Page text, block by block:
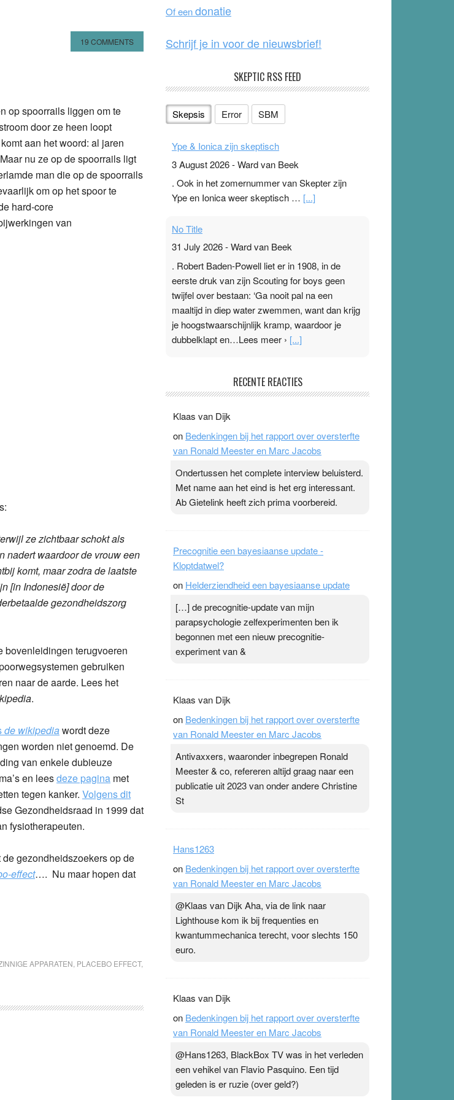
19 COMMENTS
op spoorrails liggen om te
door ze heen loopt
aan het woord: al jaren
nu ze op de spoorrails ligt
man die op de spoorrails
om op het spoor te
hard-core
van
ze zichtbaar schokt als
nadert waardoor de vrouw een
komt, maar zodra de laatste
[in Indonesië] door de
gezondheidszorg
bovenleidingen terugvoeren
gebruiken
naar de aarde. Lees het
.
de wikipediawordt deze
worden niet genoemd. De
van enkele dubieuze
en leesdeze pagina met
tegen kanker. Volgens dit
Gezondheidsraad in 1999 dat
fysiotherapeuten.
gezondheidszoekers op de
effect…. Nu maar hopen dat
APPARATEN PLACEBO EFFECT,
k
Of eendonatie
Schrijf je in voor de nieuwsbrief!
SKEPTIC RSS FEED
Skepsis Error SBM
Ype & Ionica zijn skeptisch
3 August 2026-Ward van Beek
. Ook in het zomernummer van Skepter zijn
Ype en Ionica weer skeptisch … [...]
No Title
31 July 2026-Ward van Beek
. Robert Baden-Powell liet er in 1908, in de
eerste druk van zijn Scouting for boys geen
twijfel over bestaan: ‘Ga nooit pal na een
maaltijd in diep water zwemmen, want dan krijg
je hoogstwaarschijnlijk kramp, waardoor je
dubbelklapt en…Lees meer › [...]
Ward van Beek
topsporters. Ze hopen ermee hun hartslag te
verlagen terwijl ze meer zuurstof opnemen.
Daarop heeft zo’n pleister geen effect. Maar het
zijn. Door…Lees meer Pleisterplakkers in de
topspsort › [...]
RECENTE REACTIES
Klaas van Dijk
on Bedenkingen bij het rapport over oversterfte
van Ronald Meester en Marc Jacobs
Ondertussen het complete interview beluisterd.
Met name aan het eind is het erg interessant.
Ab Gietelink heeft zich prima voorbereid.
Precognitie een bayesiaanse update -
Kloptdatwel?
on Helderziendheid een bayesiaanse update
[…] de precognitie-update van mijn
parapsychologie zelfexperimenten ben ik
begonnen met een nieuw precognitie-
experiment van &
Klaas van Dijk
on Bedenkingen bij het rapport over oversterfte
van Ronald Meester en Marc Jacobs
Antivaxxers, waaronder inbegrepen Ronald
Meester & co, refereren altijd graag naar een
publicatie uit 2023 van onder andere Christine
St
Hans1263
on Bedenkingen bij het rapport over oversterfte
van Ronald Meester en Marc Jacobs
@Klaas van Dijk Aha, via de link naar
Lighthouse kom ik bij frequenties en
kwantummechanica terecht, voor slechts 150
euro.
Klaas van Dijk
on Bedenkingen bij het rapport over oversterfte
van Ronald Meester en Marc Jacobs
@Hans1263, BlackBox TV was in het verleden
een vehikel van Flavio Pasquino. Een tijd
geleden is er ruzie (over geld?)